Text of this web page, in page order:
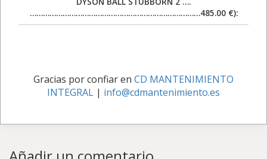
……………………………………………………………………485.00 €):
Gracias por confiar en CD MANTENIMIENTO
INTEGRAL | info@cdmantenimiento.es